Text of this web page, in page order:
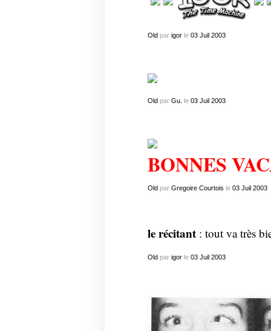
Oldpar igorle 03 Juil 2003
Oldpar Gu. le 03 Juil 2003
BONNES
Oldpar Gregoire Courtois le 03 Juil 2003
le récitant: tout va très
Oldpar igorle 03 Juil 2003